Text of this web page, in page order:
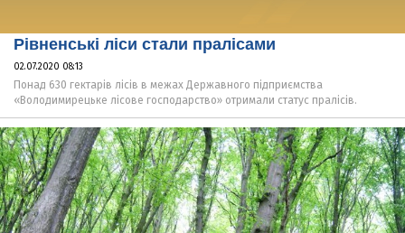
Рівненські ліси стали пралісами
02.07.2020 08:13
Понад 630 гектарів лісів в межах Державного підприємства
«Володимирецьке лісове господарство» отримали статус пралісів.